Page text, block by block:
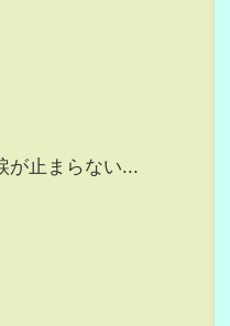
止まらない...